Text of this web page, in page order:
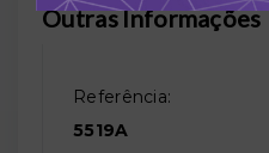
Outras Informações
Referência:
5519A